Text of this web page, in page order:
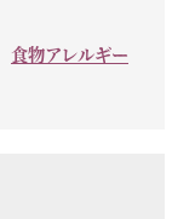
食物アレルギー